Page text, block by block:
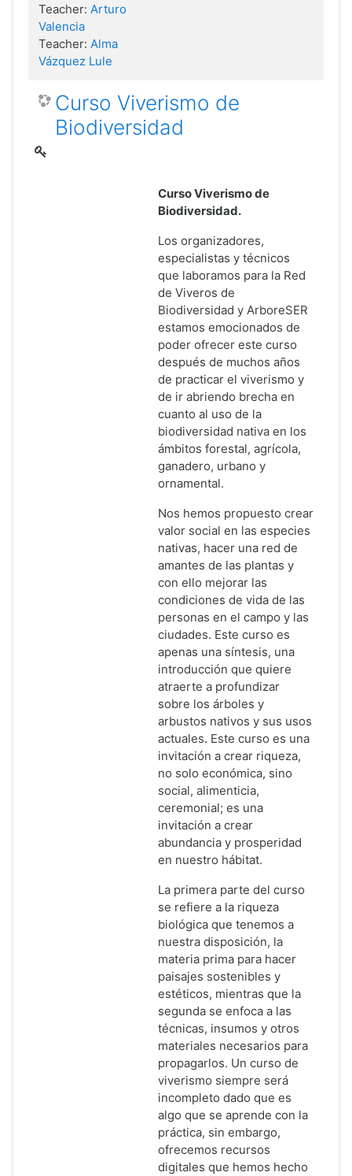
Teacher: Arturo
Valencia
Teacher: Alma
Vázquez Lule
Curso Viverismo de
Biodiversidad
Curso Viverismo de
Biodiversidad.
Los organizadores,
especialistas y técnicos
que laboramos para la Red
de Viveros de
Biodiversidad y ArboreSER
estamos emocionados de
poder ofrecer este curso
después de muchos años
de practicar el viverismo y
de ir abriendo brecha en
cuanto al uso de la
biodiversidad nativa en los
ámbitos forestal, agrícola,
ganadero, urbano y
ornamental.
Nos hemos propuesto crear
valor social en las especies
nativas, hacer una red de
amantes de las plantas y
con ello mejorar las
condiciones de vida de las
personas en el campo y las
ciudades. Este curso es
apenas una síntesis, una
introducción que quiere
atraerte a profundizar
sobre los árboles y
arbustos nativos y sus usos
actuales. Este curso es una
invitación a crear riqueza,
no solo económica, sino
social, alimenticia,
ceremonial; es una
invitación a crear
abundancia y prosperidad
en nuestro hábitat.
La primera parte del curso
se refiere a la riqueza
biológica que tenemos a
nuestra disposición, la
materia prima para hacer
paisajes sostenibles y
estéticos, mientras que la
segunda se enfoca a las
técnicas, insumos y otros
materiales necesarios para
propagarlos. Un curso de
viverismo siempre será
incompleto dado que es
algo que se aprende con la
práctica, sin embargo,
ofrecemos recursos
digitales que hemos hecho